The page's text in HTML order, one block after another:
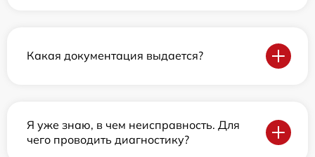
Какая документация выдается?
Я уже знаю, в чем неисправность. Для
чего проводить диагностику?